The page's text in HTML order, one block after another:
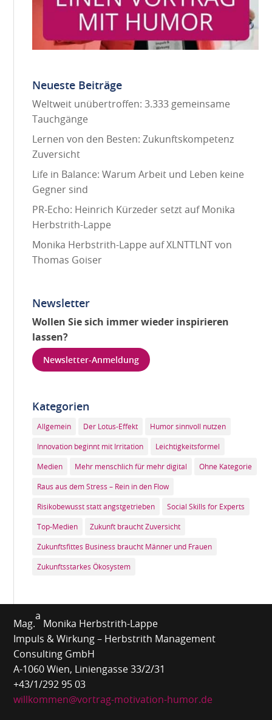
Neueste Beiträge
Weltweit unübertroffen: 3.333 gemeinsame
Tauchgänge
Lernen von den Besten: Zukunftskompetenz
Zuversicht
Life in Balance: Warum Arbeit und Leben keine
Gegner sind
PR-Echo: Heinrich Kürzeder setzt auf Monika
Herbstrith-Lappe
Monika Herbstrith-Lappe auf XLNTTLNT von
Thomas Goiser
Newsletter
Wollen Sie sich immer wieder inspirieren
lassen?
Newsletter-Anmeldung
Kategorien
Allgemein Der Lotus-Effekt Humor sinnvoll nutzen
Innovation beginnt mit Irritation Leichtigkeitsformel
Medien Mehr menschlich für mehr digital Ohne Kategorie
Raus aus dem Stress – Rein in den Flow
Risikobewusst statt angstgetrieben Social Skills for Experts
Top-Medien Zukunft braucht Zuversicht
Zukunftsfittes Business braucht Männer und Frauen
Zukunftsstarkes Ökosystem
Mag.
a
Monika Herbstrith-Lappe
Impuls & Wirkung – Herbstrith Management
Consulting GmbH
A-1060 Wien, Liniengasse 33/2/31
+43/1/292 95 03
willkommen@vortrag-motivation-humor.de